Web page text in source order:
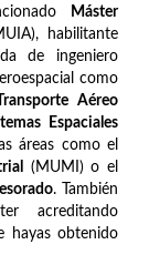
Máster
habilitante
de ingeniero
como
Aéreo
Espaciales
áreas como el
(MUMI) o el
. También
acreditando
hayas obtenido